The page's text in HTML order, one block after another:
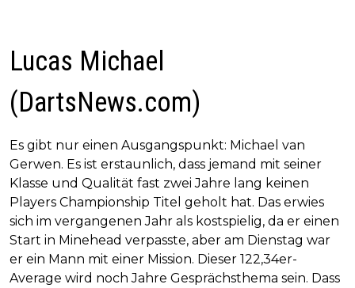
Lucas Michael
(DartsNews.com)
Es gibt nur einen Ausgangspunkt: Michael van
Gerwen. Es ist erstaunlich, dass jemand mit seiner
Klasse und Qualität fast zwei Jahre lang keinen
Players Championship Titel geholt hat. Das erwies
sich im vergangenen Jahr als kostspielig, da er einen
Start in Minehead verpasste, aber am Dienstag war
er ein Mann mit einer Mission. Dieser 122,34er-
Average wird noch Jahre Gesprächsthema sein. Dass